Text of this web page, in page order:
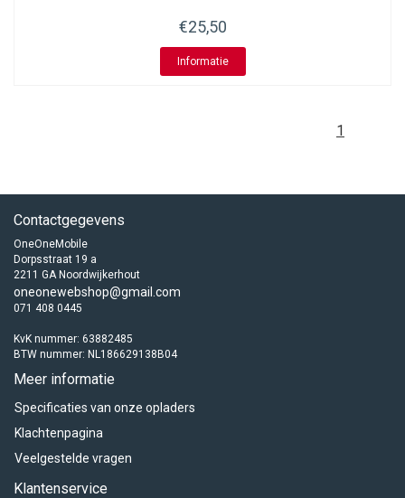
€25,50
Informatie
1
Contactgegevens
OneOneMobile
Dorpsstraat 19 a
2211 GA Noordwijkerhout
oneonewebshop@gmail.com
071 408 0445
KvK nummer: 63882485
BTW nummer: NL186629138B04
Meer informatie
Specificaties van onze opladers
Klachtenpagina
Veelgestelde vragen
Klantenservice